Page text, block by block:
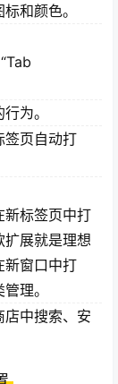
和颜色。
为。
签页自动打
新标签页中打
展就是理想
新窗口中打
理。
中搜索、安